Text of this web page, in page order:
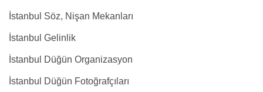
İstanbul Söz, Nişan Mekanları
İstanbul Gelinlik
İstanbul Düğün Organizasyon
İstanbul Düğün Fotoğrafçıları